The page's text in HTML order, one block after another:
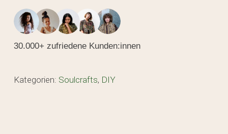
30.000+ zufriedene Kunden:innen
Kategorien: Soulcrafts, DIY